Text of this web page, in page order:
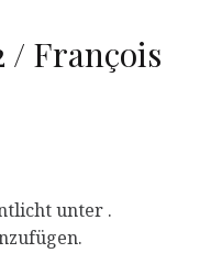
/ François
unter .